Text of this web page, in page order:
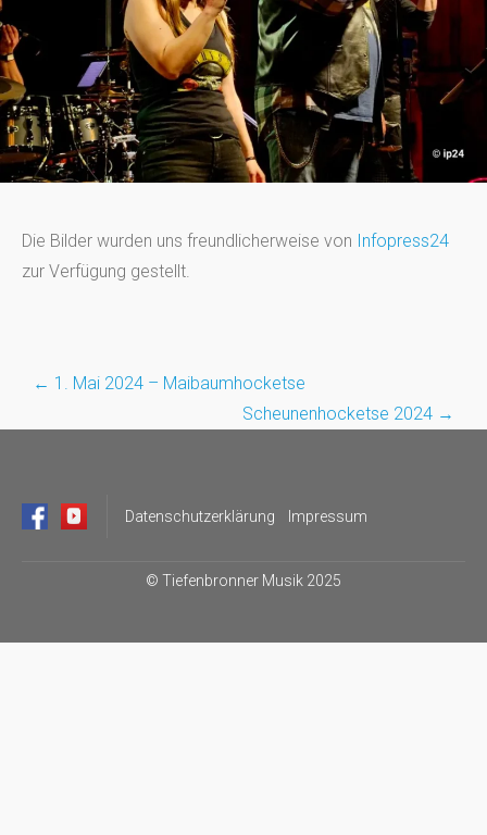
Die Bilder wurden uns freundlicherweise von Infopress24
zur Verfügung gestellt.
← 1. Mai 2024 – Maibaumhocketse
Scheunenhocketse 2024 →
Datenschutzerklärung Impressum
© Tiefenbronner Musik 2025